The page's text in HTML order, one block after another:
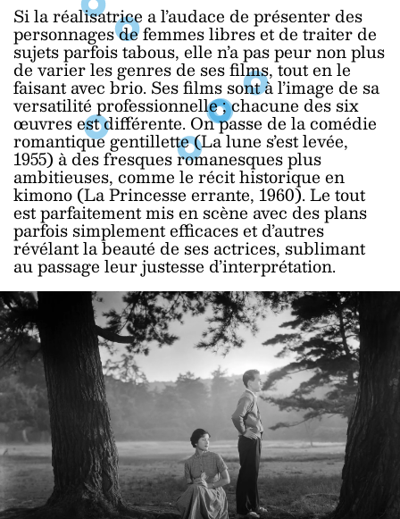
Si la réalisatrice a l’audace de présenter des
personnages de femmes libres et de traiter de
sujets parfois tabous, elle n’a pas peur non plus
de varier les genres de ses films, tout en le
faisant avec brio. Ses films sont à l’image de sa
versatilité professionnelle ; chacune des six
œuvres est différente. On passe de la comédie
romantique gentillette (La lune s’est levée,
1955) à des fresques romanesques plus
ambitieuses, comme le récit historique en
kimono (La Princesse errante, 1960). Le tout
est parfaitement mis en scène avec des plans
parfois simplement efficaces et d’autres
révélant la beauté de ses actrices, sublimant
au passage leur justesse d’interprétation.